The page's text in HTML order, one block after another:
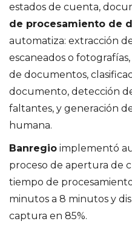
estados de cuenta,
de procesamiento de
automatiza: extracción
escaneados o
de documentos,
documento, detección
faltantes, y generación
humana.
Banregio implementó
proceso de apertura de
tiempo de
minutos a 8 minutos y
captura en 85%.